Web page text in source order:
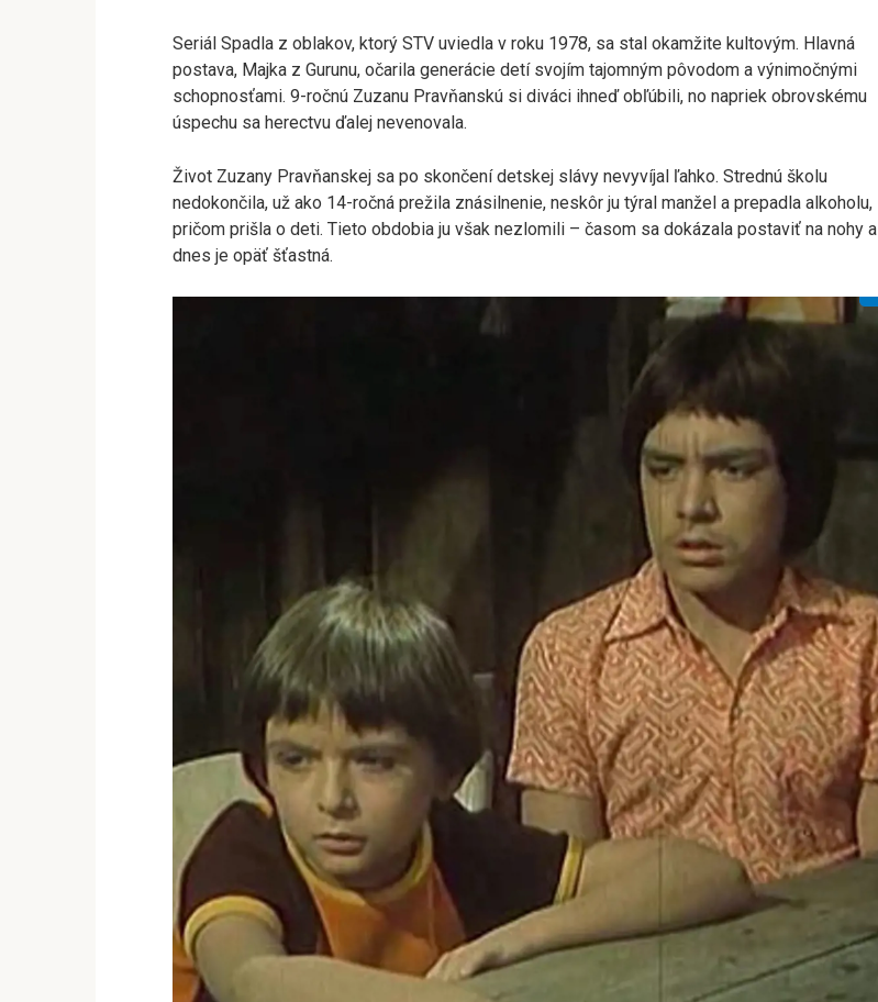
Seriál Spadla z oblakov, ktorý STV uviedla v roku 1978, sa stal okamžite kultovým. Hlavná
postava, Majka z Gurunu, očarila generácie detí svojím tajomným pôvodom a výnimočnými
schopnosťami. 9-ročnú Zuzanu Pravňanskú si diváci ihneď obľúbili, no napriek obrovskému
úspechu sa herectvu ďalej nevenovala.
Život Zuzany Pravňanskej sa po skončení detskej slávy nevyvíjal ľahko. Strednú školu
nedokončila, už ako 14-ročná prežila znásilnenie, neskôr ju týral manžel a prepadla alkoholu,
pričom prišla o deti. Tieto obdobia ju však nezlomili – časom sa dokázala postaviť na nohy a
dnes je opäť šťastná.